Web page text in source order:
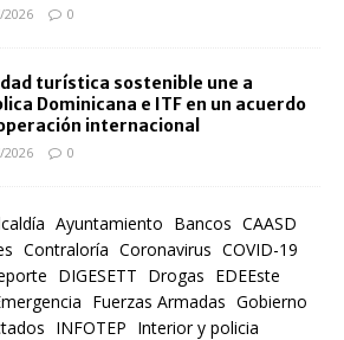
2026 0
turística sostenible une a
Dominicana e ITF en un acuerdo
internacional
2026 0
Ayuntamiento Bancos CAASD
Contraloría Coronavirus COVID-19
DIGESETT Drogas EDEEste
Fuerzas Armadas Gobierno
INFOTEP Interior y policia